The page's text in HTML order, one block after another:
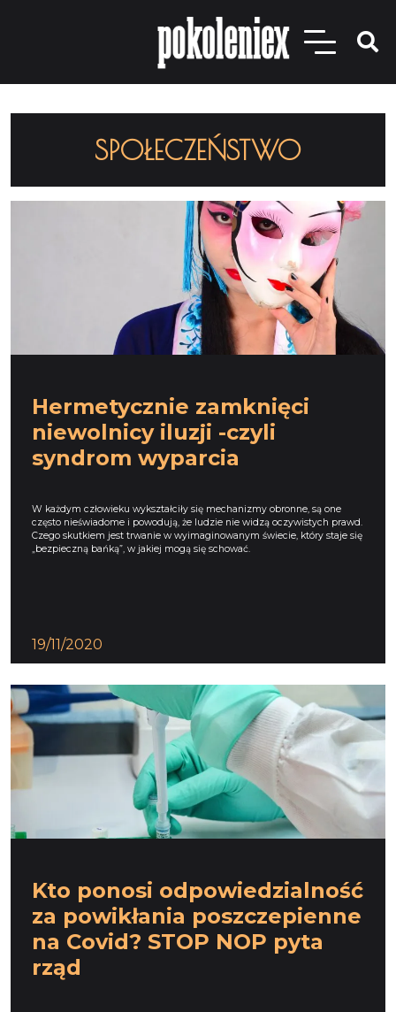
SPOŁECZEŃSTWO
Hermetycznie zamknięci
niewolnicy iluzji -czyli
syndrom wyparcia
W każdym człowieku wykształciły się mechanizmy obronne, są one
często nieświadome i powodują, że ludzie nie widzą oczywistych prawd.
Czego skutkiem jest trwanie w wyimaginowanym świecie, który staje się
„bezpieczną bańką”, w jakiej mogą się schować.
19/11/2020
Kto ponosi odpowiedzialność
za powikłania poszczepienne
na Covid? STOP NOP pyta
rząd